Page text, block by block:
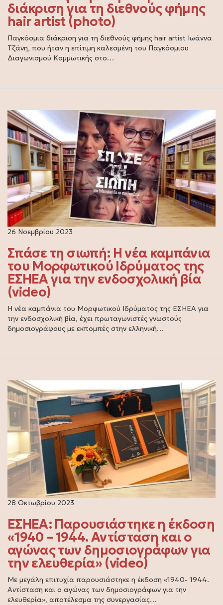
διάκριση για τη διεθνούς φήμης
hair artist (photo)
Παγκόσμια διάκριση για τη διεθνούς φήμης hair artist Ιωάννα
Τζάνη, που ήταν η επίτιμη καλεσμένη του Παγκόσμιου
Διαγωνισμού Κομμωτικής στο…
26 Νοεμβρίου 2023
Σπάσε τη σιωπή: Η νέα καμπάνια
του Μορφωτικού Ιδρύματος της
ΕΣΗΕΑ για την ενδοσχολική βία
(video)
Η νέα καμπάνια του Μορφωτικού Ιδρύματος της ΕΣΗΕΑ για
την ενδοσχολική βία, έχει πρωταγωνιστές γνωστούς
δημοσιογράφους με εκπομπές στην ελληνική…
28 Οκτωβρίου 2023
ΕΣΗΕΑ: Παρουσιάστηκε η έκδοση
«1940 – 1944. Αντίσταση και ο
αγώνας των δημοσιογράφων για
την ελευθερία» (video)
Με μεγάλη επιτυχία παρουσιάστηκε η έκδοση «1940- 1944.
Αντίσταση και ο αγώνας των δημοσιογράφων για την
ελευθερία», αποτέλεσμα της συνεργασίας…